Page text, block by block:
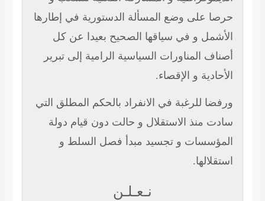
حرصا على وضع المسألة الدستورية في إطارها
الأشمل و في سياقها الصحيح بعيدا عن كل
أصناف المناورات السياسية الرامية إلى تبرير
الأحادية و الإقصاء.
ورفضا للرغبة في الانفراد بالحكم المطلق التي
سادت منذ الاستقلال و حالت دون قيام دولة
المؤسسات و تجسيد مبدأ فصل السلط و
استقلالها.
نـعـلـن